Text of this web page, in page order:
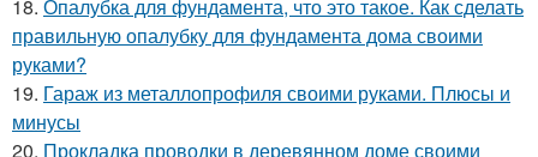
18. Опалубка для фундамента, что это такое. Как сделать
правильную опалубку для фундамента дома своими
руками?
19. Гараж из металлопрофиля своими руками. Плюсы и
минусы
20. Прокладка проводки в деревянном доме своими